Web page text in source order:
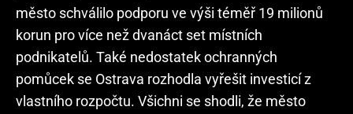
město schválilo podporu ve výši téměř 19 milionů
korun pro více než dvanáct set místních
podnikatelů. Také nedostatek ochranných
pomůcek se Ostrava rozhodla vyřešit investicí z
vlastního rozpočtu. Všichni se shodli, že město